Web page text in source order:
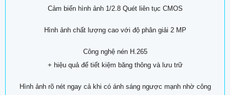
Cảm biến hình ảnh 1/2.8 Quét liên tục CMOS
Hình ảnh chất lượng cao với độ phân giải 2 MP
Công nghệ nén H.265
+ hiệu quả để tiết kiệm băng thông và lưu trữ
Hình ảnh rõ nét ngay cả khi có ánh sáng ngược mạnh nhờ công